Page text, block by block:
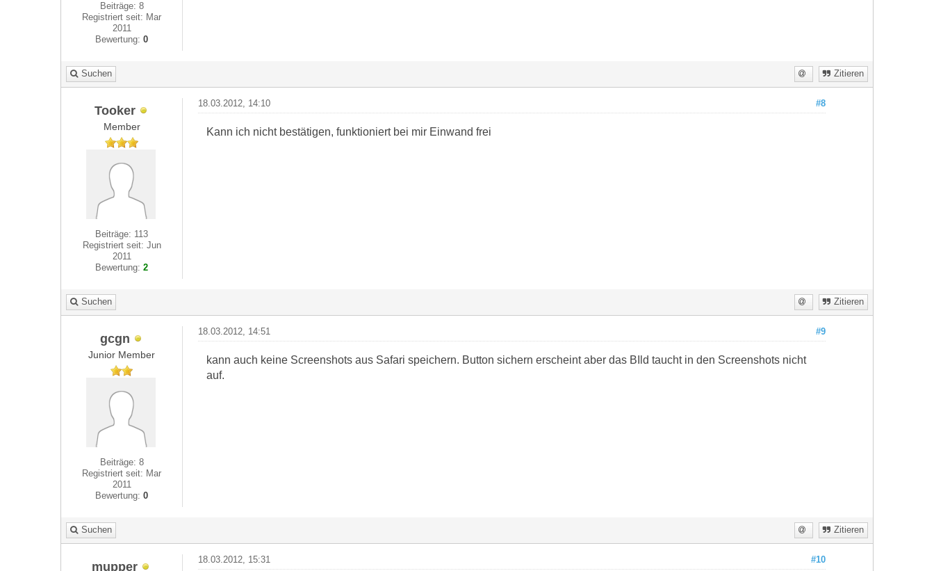
Beiträge: 8
Registriert seit: Mar
2011
Bewertung:0
Suchen Zitieren
Tooker
Member
Beiträge: 113
Registriert seit: Jun
2011
Bewertung:2
#8
18.03.2012, 14:10
Kann ich nicht bestätigen, funktioniert bei mir Einwand frei
Suchen Zitieren
gcgn
Junior Member
Beiträge: 8
Registriert seit: Mar
2011
Bewertung:0
#9
18.03.2012, 14:51
kann auch keine Screenshots aus Safari speichern. Button sichern erscheint aber das BIld taucht in den Screenshots nicht
auf.
Suchen Zitieren
mupper #10
18.03.2012, 15:31